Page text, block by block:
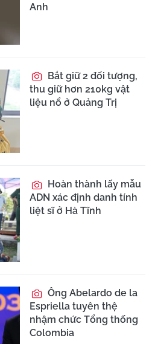
Anh
Bắt giữ 2 đối tượng,
thu giữ hơn 210kg vật
liệu nổ ở Quảng Trị
Hoàn thành lấy mẫu
ADN xác định danh tính
liệt sĩ ở Hà Tĩnh
Ông Abelardo de la
Espriella tuyên thệ
nhậm chức Tổng thống
Colombia